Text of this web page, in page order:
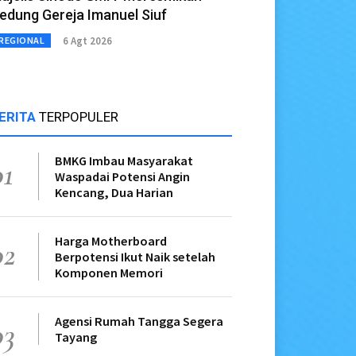
Gereja Imanuel Siuf
6 Agt 2026
TERPOPULER
BMKG Imbau Masyarakat
Waspadai Potensi Angin
Kencang, Dua Harian
Harga Motherboard
Berpotensi Ikut Naik setelah
Komponen Memori
Agensi Rumah Tangga Segera
Tayang